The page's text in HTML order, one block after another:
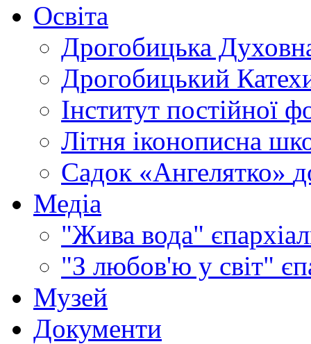
Освіта
Дрогобицька
Дрогобицький
Інститут постійної
Літня іконописна
Садок «Ангелятко»
Медіа
"Жива вода"
"З любов'ю у світ"
Музей
Документи